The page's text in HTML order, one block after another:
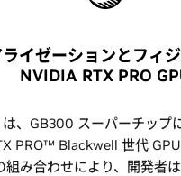
ライゼーションとフィ
NVIDIA RTX PRO
、GB300 スーパーチップ
PRO™ Blackwell 世代
組み合わせにより、開発者